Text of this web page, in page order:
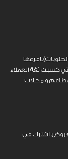
كسبت ثقة العملاء
و محلات
اشترك في